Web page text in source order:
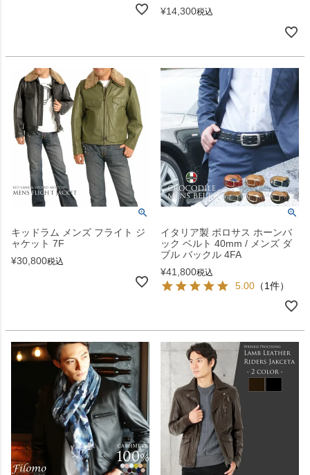
¥14,300税込
キッドラム メンズ フライト ジ
ャケット 7F
¥30,800税込
イタリア製 ポロサス ホーンバ
ック ベルト 40mm / メンズ ダ
ブル バックル 4FA
¥41,800税込
5.00 （1件）